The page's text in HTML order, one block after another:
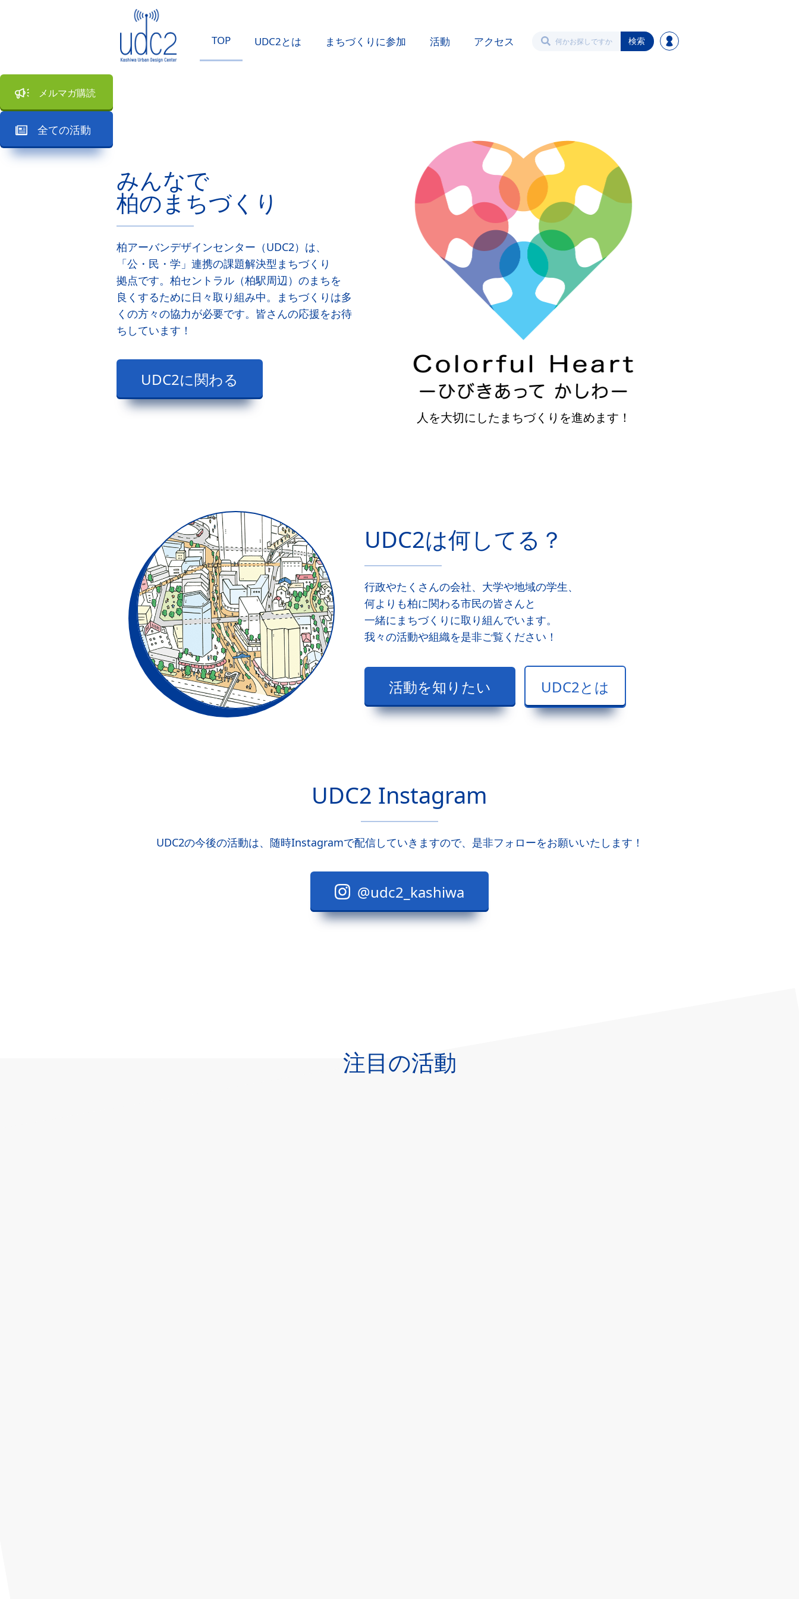
TOP UDC2とは まちづくりに参加 活動 アクセス
メルマガ購読
全ての活動
みんなで
柏のまちづくり
柏アーバンデザインセンター（UDC2）は、
「公・民・学」連携の課題解決型まちづくり
拠点です。柏セントラル（柏駅周辺）のまちを
良くするために日々取り組み中。まちづくりは多
くの方々の協力が必要です。皆さんの応援をお待
ちしています！
UDC2に関わる
人を大切にしたまちづくりを進めます！
UDC2は何してる？
行政やたくさんの会社、大学や地域の学生、
何よりも柏に関わる市民の皆さんと
一緒にまちづくりに取り組んでいます。
我々の活動や組織を是非ご覧ください！
活動を知りたい UDC2とは
UDC2 Instagram
UDC2の今後の活動は、随時Instagramで配信していきますので、是非フォローをお願いいたします！
@udc2_kashiwa
注目の活動